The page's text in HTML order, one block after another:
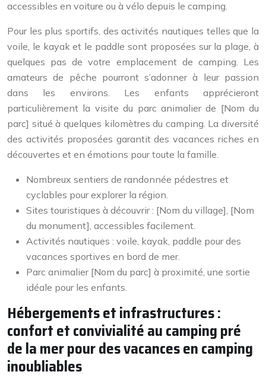
accessibles en voiture ou à vélo depuis le camping.
Pour les plus sportifs, des activités nautiques telles que la
voile, le kayak et le paddle sont proposées sur la plage, à
quelques pas de votre emplacement de camping. Les
amateurs de pêche pourront s’adonner à leur passion
dans les environs. Les enfants apprécieront
particulièrement la visite du parc animalier de [Nom du
parc] situé à quelques kilomètres du camping. La diversité
des activités proposées garantit des vacances riches en
découvertes et en émotions pour toute la famille.
Nombreux sentiers de randonnée pédestres et
cyclables pour explorer la région.
Sites touristiques à découvrir : [Nom du village], [Nom
du monument], accessibles facilement.
Activités nautiques : voile, kayak, paddle pour des
vacances sportives en bord de mer.
Parc animalier [Nom du parc] à proximité, une sortie
idéale pour les enfants.
Hébergements et infrastructures :
confort et convivialité au camping pré
de la mer pour des vacances en camping
inoubliables